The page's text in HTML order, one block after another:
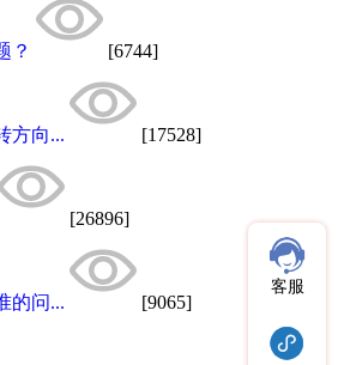
？ [6744]
方向... [17528]
[26896]
的问... [9065]
客服